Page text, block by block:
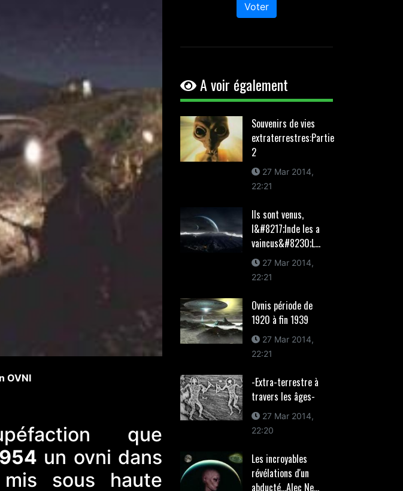
OVNI
que
un ovni dans
sous haute
Voter
A voir également
Souvenirs de vies
extraterrestres:Partie
2
27 Mar 2014,
22:21
Ils sont venus,
l&#8217;Inde les a
vaincus&#8230;L...
27 Mar 2014,
22:21
Ovnis période de
1920 à fin 1939
27 Mar 2014,
22:21
-Extra-terrestre à
travers les âges-
27 Mar 2014,
22:20
Les incroyables
révélations d'un
abducté...Alec Ne...